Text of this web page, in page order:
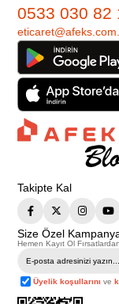
0533 030 82
Takipte Kal
Size Özel
Hemen Kayıt Ol
Üyelik koşullarını ve